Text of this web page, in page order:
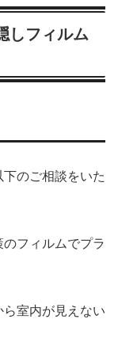
しフィルム
のご相談をいた
のフィルムでプラ
ら室内が見えない